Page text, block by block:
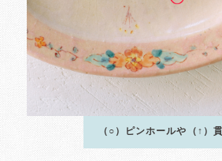
（○）ピンホールや（↑）